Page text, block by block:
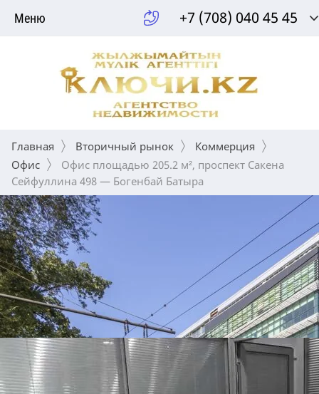
Меню +7 (708) 040 45 45
Главная Вторичный рынок
Коммерция
Офис
Офис площадью 205.2 м², проспект Сакена
Сейфуллина 498 — Богенбай Батыра